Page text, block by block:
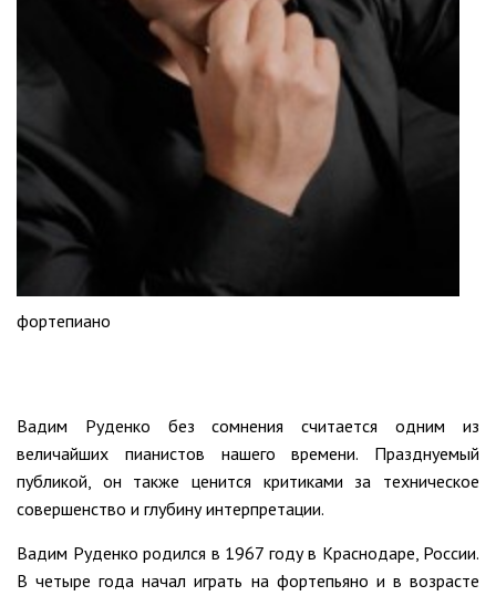
фортепиано
Вадим Руденко без сомнения считается одним из
величайших пианистов нашего времени. Празднуемый
публикой, он также ценится критиками за техническое
совершенство и глубину интерпретации.
Вадим Руденко родился в 1967 году в Краснодаре, России.
В четыре года начал играть на фортепьяно и в возрасте